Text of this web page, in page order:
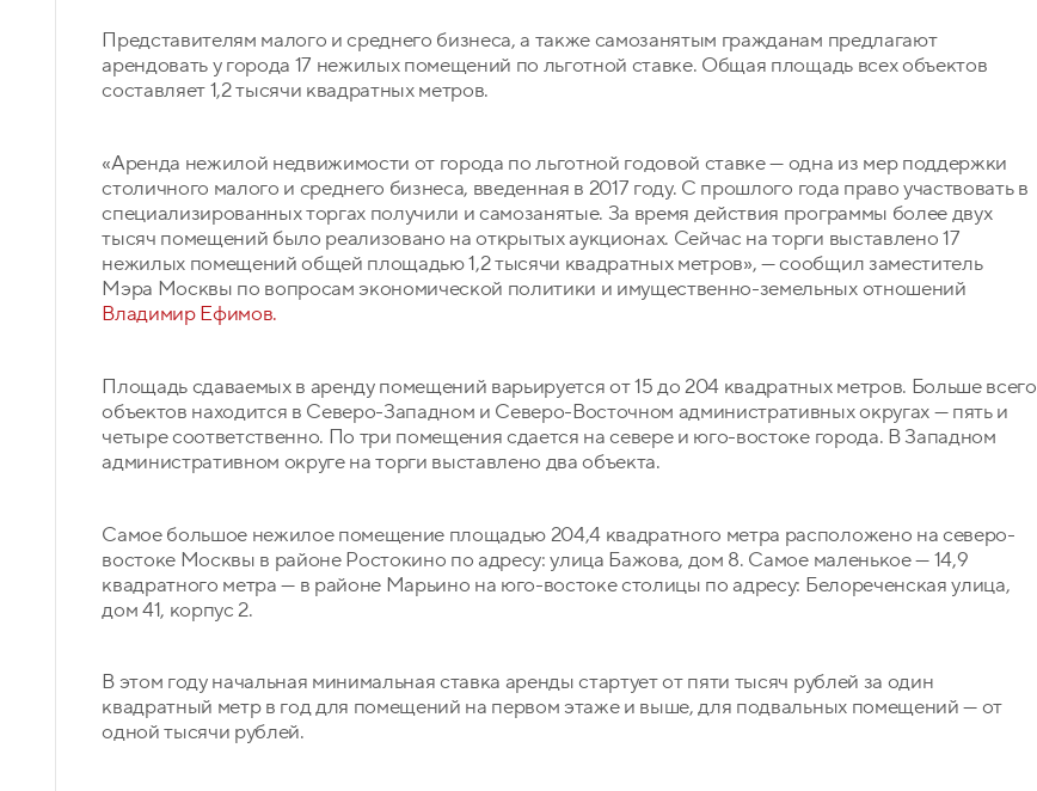
Представителям малого и среднего бизнеса, а также самозанятым гражданам предлагают
арендовать у города 17 нежилых помещений по льготной ставке. Общая площадь всех объектов
составляет 1,2 тысячи квадратных метров.
«Аренда нежилой недвижимости от города по льготной годовой ставке — одна из мер поддержки
столичного малого и среднего бизнеса, введенная в 2017 году. С прошлого года право участвовать в
специализированных торгах получили и самозанятые. За время действия программы более двух
тысяч помещений было реализовано на открытых аукционах. Сейчас на торги выставлено 17
нежилых помещений общей площадью 1,2 тысячи квадратных метров», — сообщил заместитель
Мэра Москвы по вопросам экономической политики и имущественно-земельных отношений
Владимир Ефимов.
Площадь сдаваемых в аренду помещений варьируется от 15 до 204 квадратных метров. Больше всего
объектов находится в Северо-Западном и Северо-Восточном административных округах — пять и
четыре соответственно. По три помещения сдается на севере и юго-востоке города. В Западном
административном округе на торги выставлено два объекта.
Самое большое нежилое помещение площадью 204,4 квадратного метра расположено на северо-
востоке Москвы в районе Ростокино по адресу: улица Бажова, дом 8. Самое маленькое — 14,9
квадратного метра — в районе Марьино на юго-востоке столицы по адресу: Белореченская улица,
дом 41, корпус 2.
В этом году начальная минимальная ставка аренды стартует от пяти тысяч рублей за один
квадратный метр в год для помещений на первом этаже и выше, для подвальных помещений — от
одной тысячи рублей.